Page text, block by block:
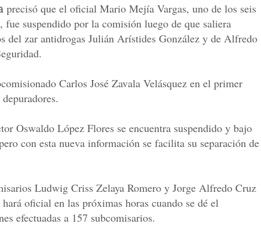
precisó que el oficial Mario Mejía Vargas, uno de los seis
fue suspendido por la comisión luego de que saliera
del zar antidrogas Julián Arístides González y de Alfredo
Carlos José Zavala Velásquez en el primer
Oswaldo López Flores se encuentra suspendido y bajo
con esta nueva información se facilita su separación de
Ludwig Criss Zelaya Romero y Jorge Alfredo Cruz
oficial en las próximas horas cuando se dé el
efectuadas a 157 subcomisarios.